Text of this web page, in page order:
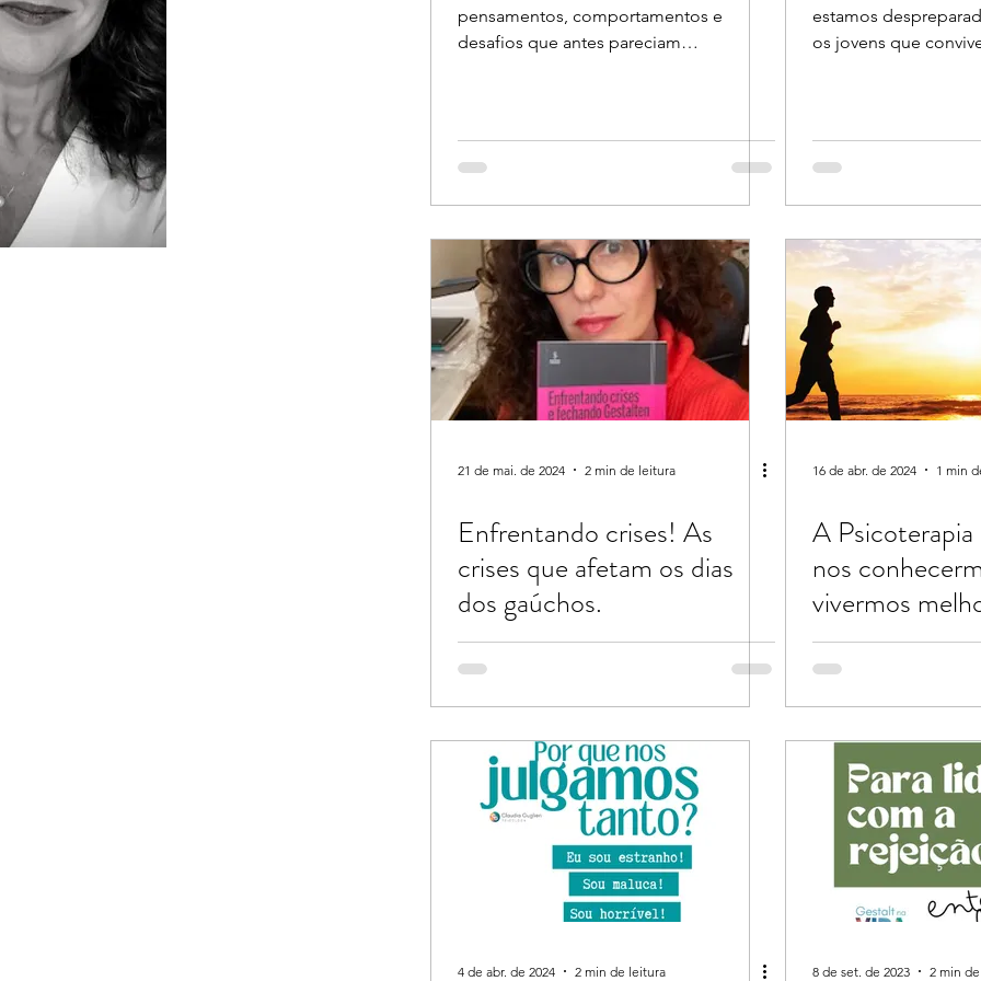
pensamentos, comportamentos e
desafios que antes pareciam
estamos
os jovens que
21 de mai. de 2024 2 min de leitura
Enfrentando crises! As
crises que afetam os dias
dos gaúchos.
16 de abr. de 2024 1 min
A Psicoterapia
nos
vivermos melhor! Leia
!
4 de abr. de 2024 2 min de leitura 8 de set. de 2023 2 min